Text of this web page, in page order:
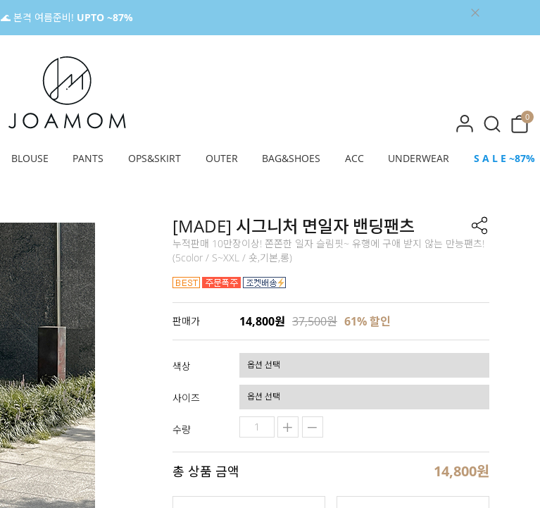
🌊 본격 여름준비! UPTO ~87%
0
BLOUSE PANTS OPS&SKIRT OUTER BAG&SHOES ACC UNDERWEAR S A L E ~87%
[MADE] 시그니처 면일자 밴딩팬츠
누적판매 10만장이상! 쫀쫀한 일자 슬림핏~ 유행에 구애 받지 않는 만능팬츠!
(5color / S~XXL / 숏,기본,롱)
판매가 14,800원 37,500원 61% 할인
색상
사이즈
수량
총 상품 금액 14,800원